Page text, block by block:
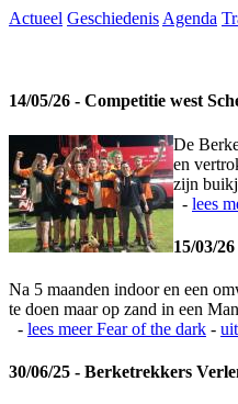
Actueel Geschiedenis Agenda
14/05/26 - Competitie west
De
en
zijn
- lees
15/03/
Na 5 maanden indoor en een
te doen maar op zand in een
- lees meerFear of the dark -
30/06/25 - Berketrekkers